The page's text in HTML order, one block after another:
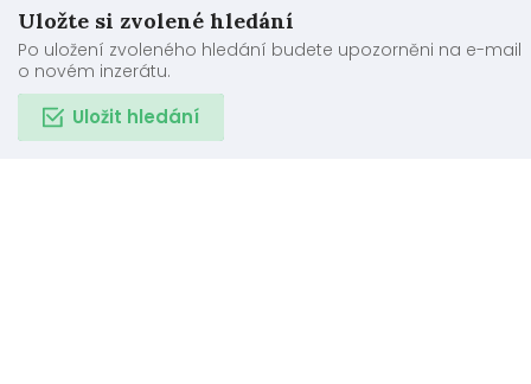
Uložte si zvolené hledání
Po uložení zvoleného hledání budete upozorněni na e-mail
o novém inzerátu.
Uložit hledání